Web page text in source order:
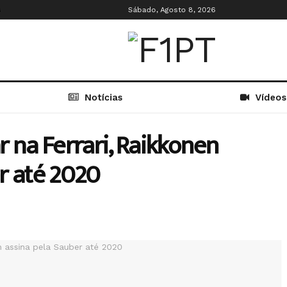
Sábado, Agosto 8, 2026
Notícias Vídeos
na Ferrari, Raikkonen
até 2020